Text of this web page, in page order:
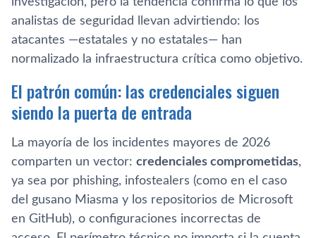
analistas de seguridad llevan advirtiendo: los
atacantes —estatales y no estatales— han
normalizado la infraestructura crítica como objetivo.
El patrón común: las credenciales siguen
siendo la puerta de entrada
La mayoría de los incidentes mayores de 2026
comparten un vector: credenciales comprometidas,
ya sea por phishing, infostealers (como en el caso
del gusano Miasma y los repositorios de Microsoft
en GitHub), o configuraciones incorrectas de